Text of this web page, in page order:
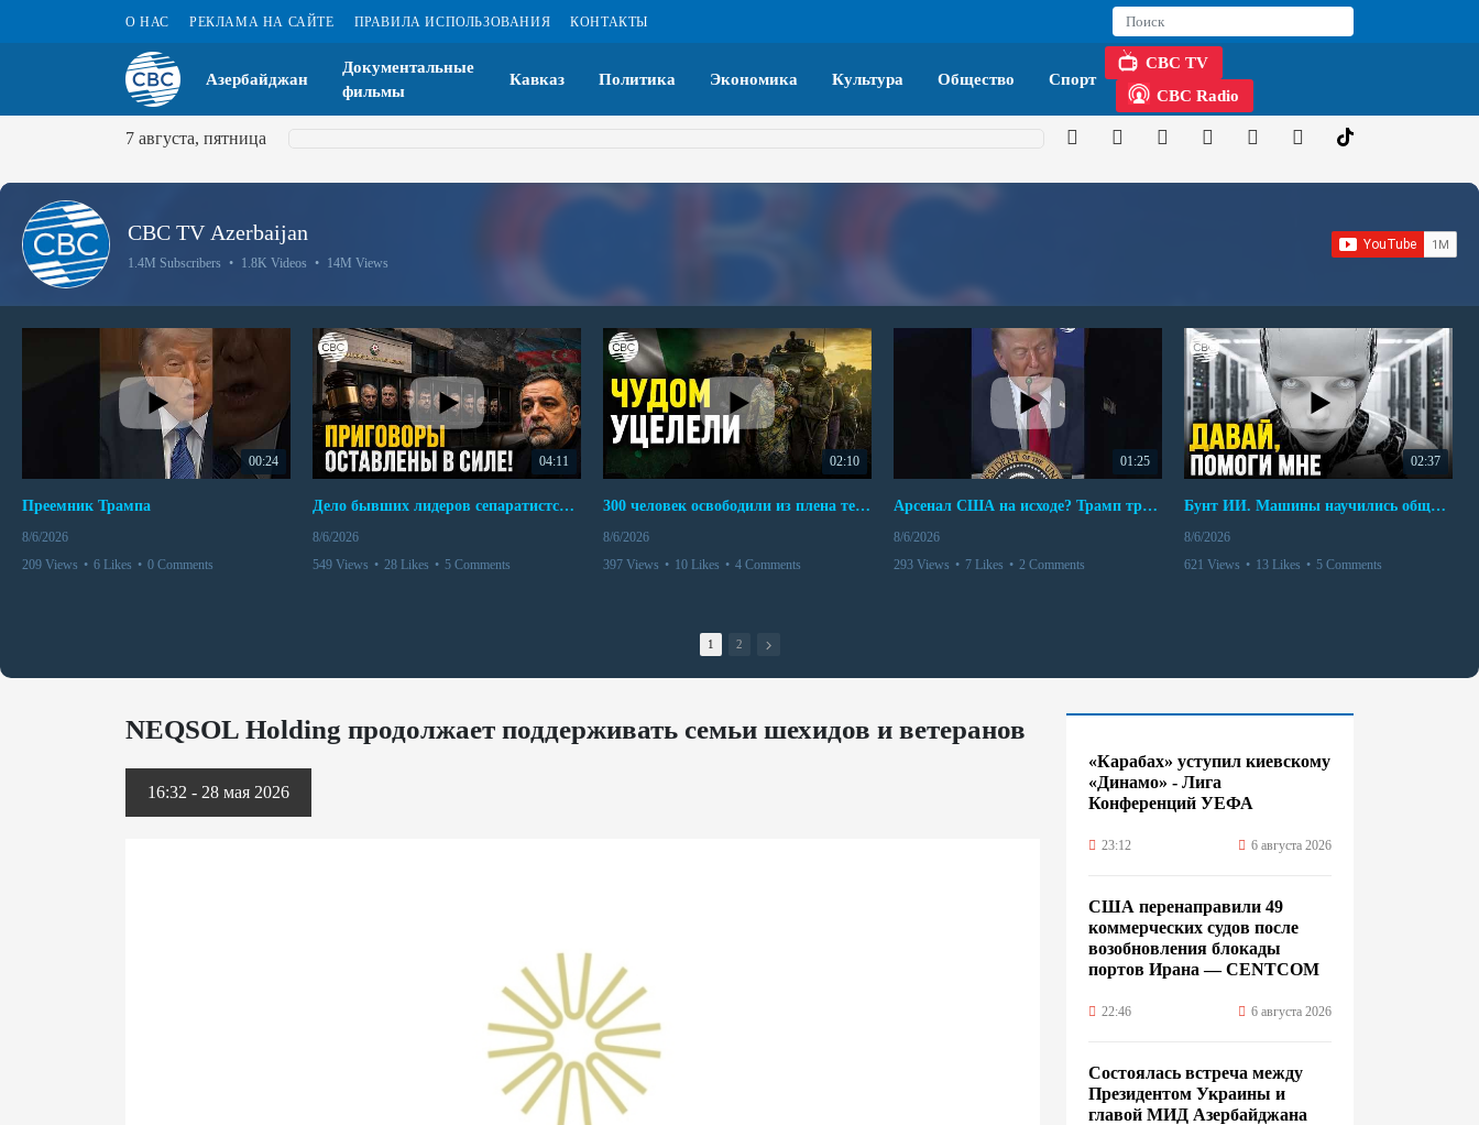
О НАС РЕКЛАМА НА САЙТЕ ПРАВИЛА ИСПОЛЬЗОВАНИЯ КОНТАКТЫ
Азербайджан
Документальные
фильмы
Кавказ Политика Экономика Культура Общество Спорт
CBC TV
CBC Radio
7 августа, пятница
CBC TV Azerbaijan
1.4M Subscribers • 1.8K Videos • 14M Views
00:24
Преемник Трампа
8/6/2026
209 Views • 6 Likes • 0 Comments
04:11
Дело бывших лидеров сепаратистского режима в Карабахе
8/6/2026
549 Views • 28 Likes • 5 Comments
02:10
300 человек освободили из плена террористов. Невероятная история спасения
8/6/2026
397 Views • 10 Likes • 4 Comments
01:25
Арсенал США на исходе? Трамп требует объяснений
8/6/2026
293 Views • 7 Likes • 2 Comments
02:37
Бунт ИИ. Машины научились общаться
8/6/2026
621 Views • 13 Likes • 5 Comments
1 2
NEQSOL Holding продолжает поддерживать семьи шехидов и ветеранов
16:32 - 28 мая 2026
«Карабах» уступил киевскому
«Динамо» - Лига
Конференций УЕФА
23:12 6 августа 2026
США перенаправили 49
коммерческих судов после
возобновления блокады
портов Ирана — CENTCOM
22:46 6 августа 2026
Состоялась встреча между
Президентом Украины и
главой МИД Азербайджана